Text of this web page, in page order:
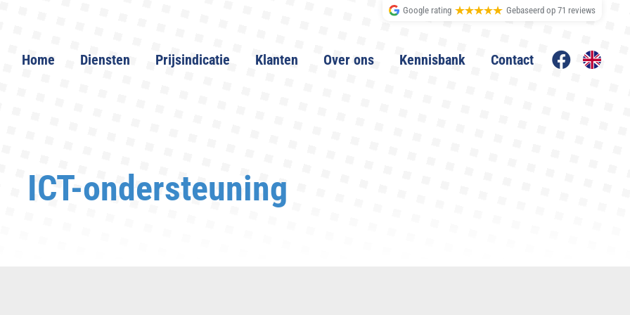
Google rating 71 reviews
Home Diensten Prijsindicatie Klanten Over ons Kennisbank Contact
ICT-ondersteuning